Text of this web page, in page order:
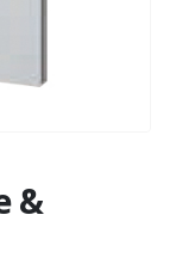
&